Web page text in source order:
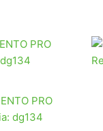
PRO
dg134